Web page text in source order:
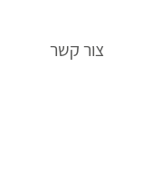
צור קשר